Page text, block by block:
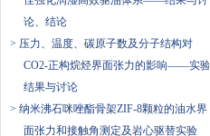
论、结论
> 压力、温度、碳原子数及分子结构对
CO2-正构烷烃界面张力的影响——实验
结果与讨论
> 纳米沸石咪唑酯骨架ZIF-8颗粒的油水界
面张力和接触角测定及岩心驱替实验